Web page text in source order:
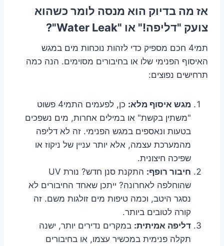
אז מה בדיוק הוא מנסה לומר כשהוא
צועק "דליפה!" או "Water Leak"?
תמי4 חכם מספיק כדי לזהות נוכחות מים במגש
האיסוף הפנימי שלו או בחיבורים מסוימים. הנה כמה
תרחישים נפוצים:
מגש איסוף מלא:
כן, לפעמים התמי4 פשוט
"משתין בקשת" או במילים אחרות, מים נשפכים
בטעות ונאספים במגש הפנימי. זה לא דליפה
מהמערכת עצמה, אלא יותר עניין של ניקוז או
שפיכה חיצונית.
חיבור רופף:
התקנת סנן חדש? נורת UV
שהוחלפה לאחרונה? ייתכן שאחד החיבורים לא
נסגר היטב, וכמה טיפות מים זולגות משם. זה
קורה לטובים ביותר.
דליפה אמיתית: במקרים נדירים יותר, ישנה
תקלה פנימית במכשיר עצמו, או בחיבורים